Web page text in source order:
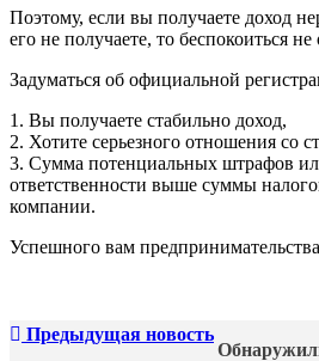
Поэтому, если вы получаете доход
его не получаете, то беспокоиться не
Задуматься об официальной
1. Вы получаете стабильно доход,
2. Хотите серьезного отношения со
3. Сумма потенциальных штрафов
ответственности выше суммы
компании.
Успешного вам
Предыдущая новость